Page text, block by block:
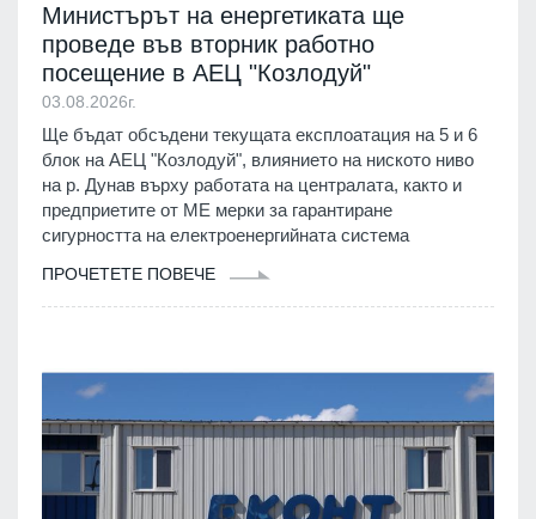
Министърът на енергетиката ще
проведе във вторник работно
посещение в АЕЦ "Козлодуй"
03.08.2026г.
Ще бъдат обсъдени текущата експлоатация на 5 и 6
блок на АЕЦ "Козлодуй", влиянието на ниското ниво
на р. Дунав върху работата на централата, както и
предприетите от МЕ мерки за гарантиране
сигурността на електроенергийната система
ПРОЧЕТЕТЕ ПОВЕЧЕ